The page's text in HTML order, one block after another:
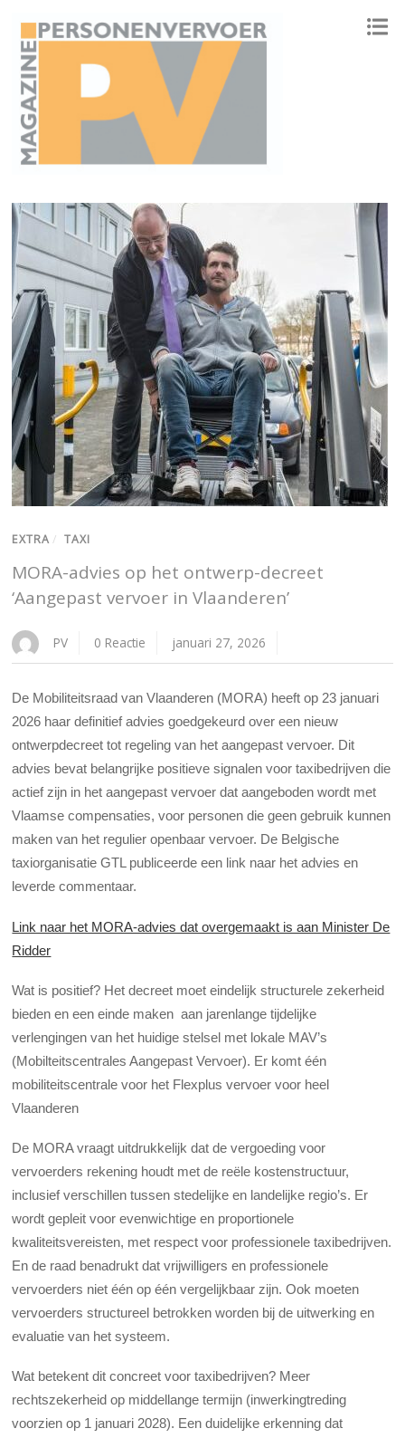
EXTRA / TAXI
MORA-advies op het ontwerp-decreet
‘Aangepast vervoer in Vlaanderen’
PV 0 Reactie januari 27, 2026
De Mobiliteitsraad van Vlaanderen (MORA) heeft op 23 januari
2026 haar definitief advies goedgekeurd over een nieuw
ontwerpdecreet tot regeling van het aangepast vervoer. Dit
advies bevat belangrijke positieve signalen voor taxibedrijven die
actief zijn in het aangepast vervoer dat aangeboden wordt met
Vlaamse compensaties, voor personen die geen gebruik kunnen
maken van het regulier openbaar vervoer. De Belgische
taxiorganisatie GTL publiceerde een link naar het advies en
leverde commentaar.
Link naar het MORA-advies dat overgemaakt is aan Minister De
Ridder
Wat is positief? Het decreet moet eindelijk structurele zekerheid
bieden en een einde maken aan jarenlange tijdelijke
verlengingen van het huidige stelsel met lokale MAV’s
(Mobilteitscentrales Aangepast Vervoer). Er komt één
mobiliteitscentrale voor het Flexplus vervoer voor heel
Vlaanderen
De MORA vraagt uitdrukkelijk dat de vergoeding voor
vervoerders rekening houdt met de reële kostenstructuur,
inclusief verschillen tussen stedelijke en landelijke regio’s. Er
wordt gepleit voor evenwichtige en proportionele
kwaliteitsvereisten, met respect voor professionele taxibedrijven.
En de raad benadrukt dat vrijwilligers en professionele
vervoerders niet één op één vergelijkbaar zijn. Ook moeten
vervoerders structureel betrokken worden bij de uitwerking en
evaluatie van het systeem.
Wat betekent dit concreet voor taxibedrijven? Meer
rechtszekerheid op middellange termijn (inwerkingtreding
voorzien op 1 januari 2028). Een duidelijke erkenning dat